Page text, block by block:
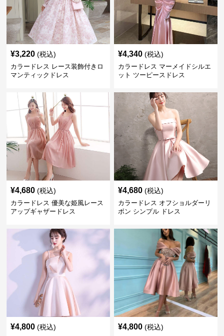
¥3,220 (税込)
カラードレス レース装飾付きロ
マンティックドレス
¥4,340 (税込)
カラードレス マーメイドシルエ
ット ツーピースドレス
¥4,680 (税込)
カラードレス 優美な姫風レース
アップギャザードレス
¥4,680 (税込)
カラードレス オフショルダーリ
ボン シンプル ドレス
¥4,800 (税込) ¥4,800 (税込)